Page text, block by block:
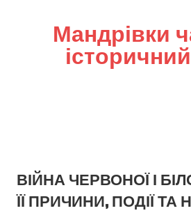
Мандрівки
ВІЙНА ЧЕРВОНОЇ І
ЇЇ ПРИЧИНИ, ПОДІЇ ТА